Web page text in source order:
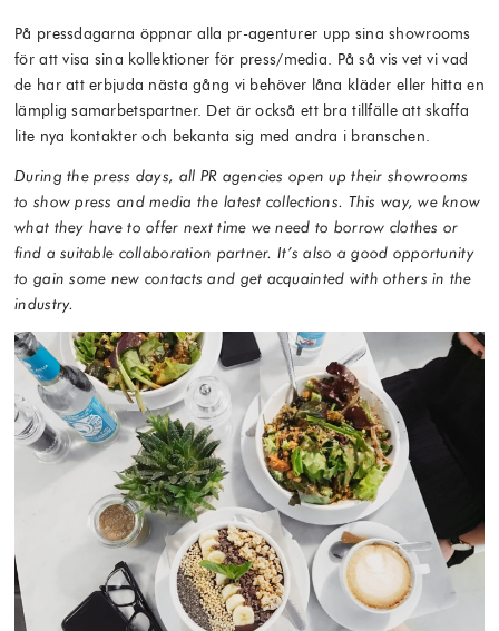
På pressdagarna öppnar alla pr-agenturer upp sina showrooms
för att visa sina kollektioner för press/media. På så vis vet vi vad
de har att erbjuda nästa gång vi behöver låna kläder eller hitta en
lämplig samarbetspartner. Det är också ett bra tillfälle att skaffa
lite nya kontakter och bekanta sig med andra i branschen.
During the press days, all PR agencies open up their showrooms
to show press and media the latest collections. This way, we know
what they have to offer next time we need to borrow clothes or
find a suitable collaboration partner. It’s also a good opportunity
to gain some new contacts and get acquainted with others in the
industry.